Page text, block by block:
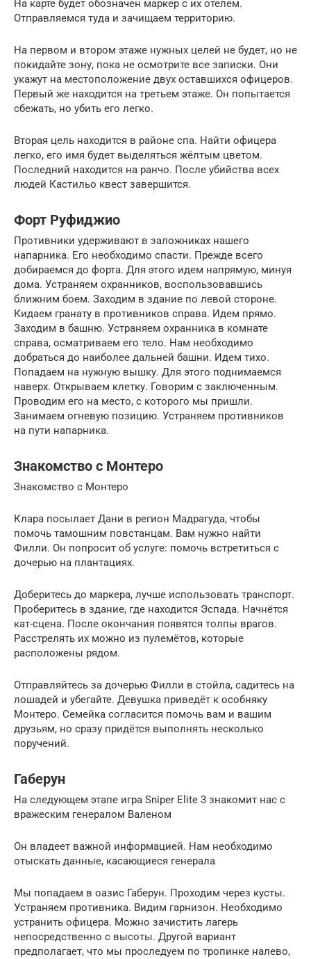
На карте будет обозначен маркер с их отелем.
Отправляемся туда и зачищаем территорию.
На первом и втором этаже нужных целей не будет, но не
покидайте зону, пока не осмотрите все записки. Они
укажут на местоположение двух оставшихся офицеров.
Первый же находится на третьем этаже. Он попытается
сбежать, но убить его легко.
Вторая цель находится в районе спа. Найти офицера
легко, его имя будет выделяться жёлтым цветом.
Последний находится на ранчо. После убийства всех
людей Кастильо квест завершится.
Форт Руфиджио
Противники удерживают в заложниках нашего
напарника. Его необходимо спасти. Прежде всего
добираемся до форта. Для этого идем напрямую, минуя
дома. Устраняем охранников, воспользовавшись
ближним боем. Заходим в здание по левой стороне.
Кидаем гранату в противников справа. Идем прямо.
Заходим в башню. Устраняем охранника в комнате
справа, осматриваем его тело. Нам необходимо
добраться до наиболее дальней башни. Идем тихо.
Попадаем на нужную вышку. Для этого поднимаемся
наверх. Открываем клетку. Говорим с заключенным.
Проводим его на место, с которого мы пришли.
Занимаем огневую позицию. Устраняем противников
на пути напарника.
Знакомство с Монтеро
Знакомство с Монтеро
Клара посылает Дани в регион Мадрагуда, чтобы
помочь тамошним повстанцам. Вам нужно найти
Филли. Он попросит об услуге: помочь встретиться с
дочерью на плантациях.
Доберитесь до маркера, лучше использовать транспорт.
Проберитесь в здание, где находится Эспада. Начнётся
кат-сцена. После окончания появятся толпы врагов.
Расстрелять их можно из пулемётов, которые
расположены рядом.
Отправляйтесь за дочерью Филли в стойла, садитесь на
лошадей и убегайте. Девушка приведёт к особняку
Монтеро. Семейка согласится помочь вам и вашим
друзьям, но сразу придётся выполнять несколько
поручений.
Габерун
На следующем этапе игра Sniper Elite 3 знакомит нас с
вражеским генералом Валеном
Он владеет важной информацией. Нам необходимо
отыскать данные, касающиеся генерала
Мы попадаем в оазис Габерун. Проходим через кусты.
Устраняем противника. Видим гарнизон. Необходимо
устранить офицера. Можно зачистить лагерь
непосредственно с высоты. Другой вариант
предполагает, что мы проследуем по тропинке налево,